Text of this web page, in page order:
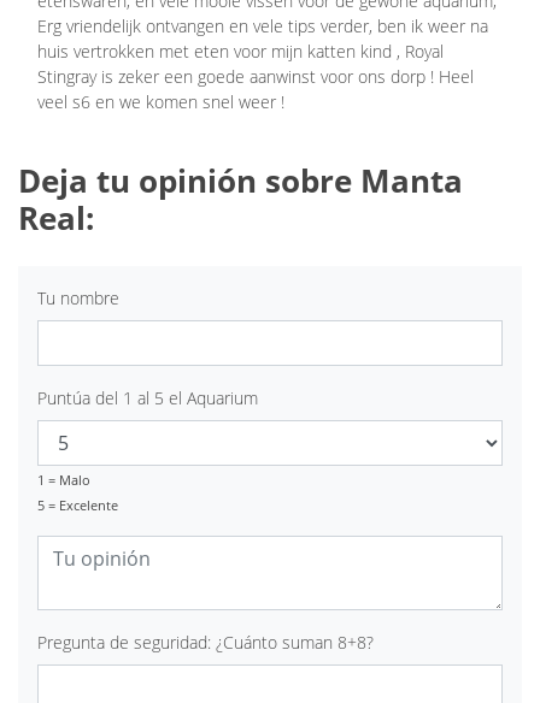
Erg vriendelijk ontvangen en vele tips verder, ben ik weer na
huis vertrokken met eten voor mijn katten kind , Royal
Stingray is zeker een goede aanwinst voor ons dorp ! Heel
veel s6 en we komen snel weer !
Deja tu opinión sobre Manta
Real:
Tu nombre
Puntúa del 1 al 5 el Aquarium
1 = Malo
5 = Excelente
Pregunta de seguridad: ¿Cuánto suman 8+8?